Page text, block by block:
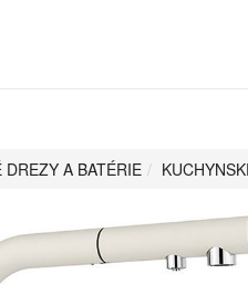
DREZY A BATÉRIE